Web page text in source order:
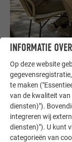
INFORMATIE
Op deze website
te maken
van de kwaliteit
diensten)").
integreren wij
diensten)"). U kunt
categorieën van